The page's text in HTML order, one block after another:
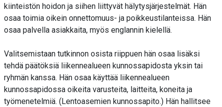
kiinteistön hoidon ja siihen liittyvät hälytysjärjestelmät. Hän
osaa toimia oikein onnettomuus- ja poikkeustilanteissa. Hän
osaa palvella asiakkaita, myös englannin kielellä.
Valitsemistaan tutkinnon osista riippuen hän osaa lisäksi
tehdä päätöksiä liikennealueen kunnossapidosta yksin tai
ryhmän kanssa. Hän osaa käyttää liikennealueen
kunnossapidossa oikeita varusteita, laitteita, koneita ja
työmenetelmiä. (Lentoasemien kunnossapito.) Hän hallitsee